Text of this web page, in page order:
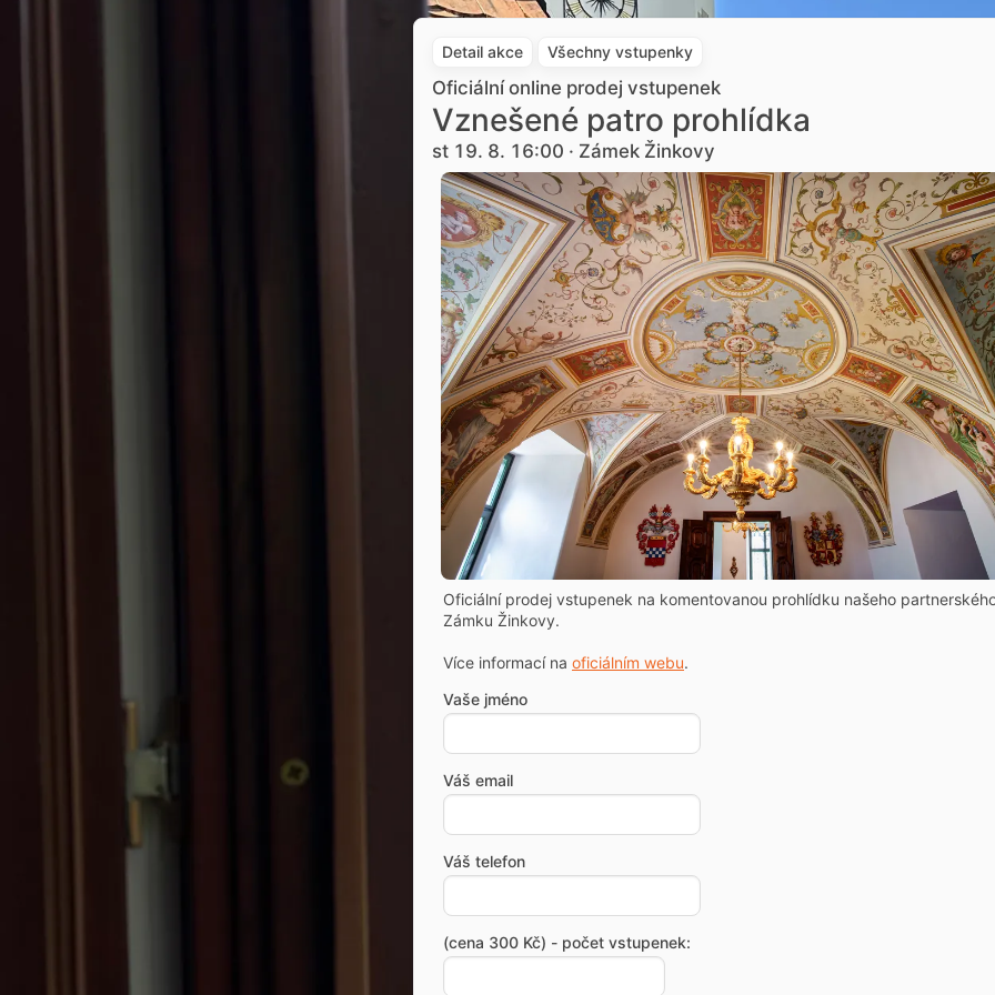
Detail akce Všechny vstupenky
Oficiální online prodej vstupenek
Vznešené patro prohlídka
st 19. 8. 16:00 · Zámek Žinkovy
Oficiální prodej vstupenek na komentovanou prohlídku našeho
Zámku Žinkovy.
Více informací na oficiálním webu.
Vaše jméno
Váš email
Váš telefon
(cena 300 Kč) - počet vstupenek: